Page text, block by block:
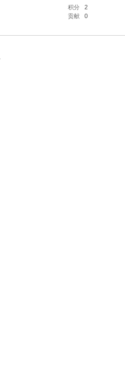
积分
2
贡献 0